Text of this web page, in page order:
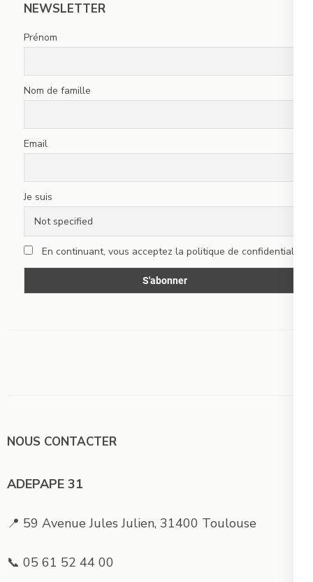
NEWSLETTER
Prénom
Nom de famille
Email
Je suis
En continuant, vous acceptez la politique de confidentialité
NOUS CONTACTER
ADEPAPE 31
📍 59 Avenue Jules Julien, 31400 Toulouse
📞 05 61 52 44 00